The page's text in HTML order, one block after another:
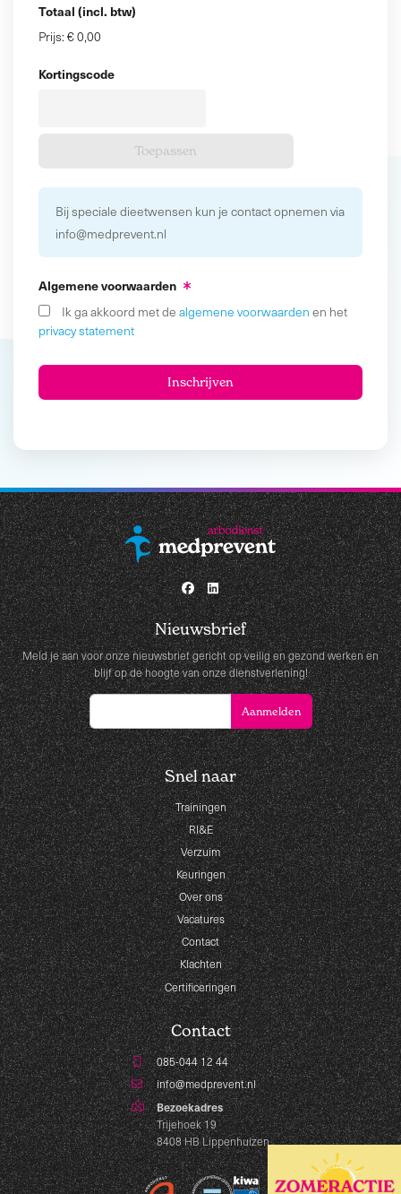
Totaal (incl. btw)
Prijs: € 0,00
Kortingscode
Bij speciale dieetwensen kun je contact opnemen via
info@medprevent.nl
Algemene voorwaarden
Ik ga akkoord met de algemene voorwaarden en het
privacy statement
Nieuwsbrief
Meld je aan voor onze nieuwsbrief gericht op veilig en gezond werken en
blijf op de hoogte van onze dienstverlening!
Snel naar
Trainingen
RI&E
Verzuim
Keuringen
Over ons
Vacatures
Contact
Klachten
Certificeringen
Contact
085-044 12 44
info@medprevent.nl
Bezoekadres
Trijehoek 19
8408 HB Lippenhuizen